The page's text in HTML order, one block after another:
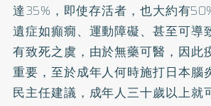
達35%，即使存活者，也大約有
遺症如癲癇、運動障礙、甚至可導
有致死之虞，由於無藥可醫，因此
重要，至於成年人何時施打日本腦
民主任建議，成年人三十歲以上就